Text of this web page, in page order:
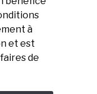
à
et est
de